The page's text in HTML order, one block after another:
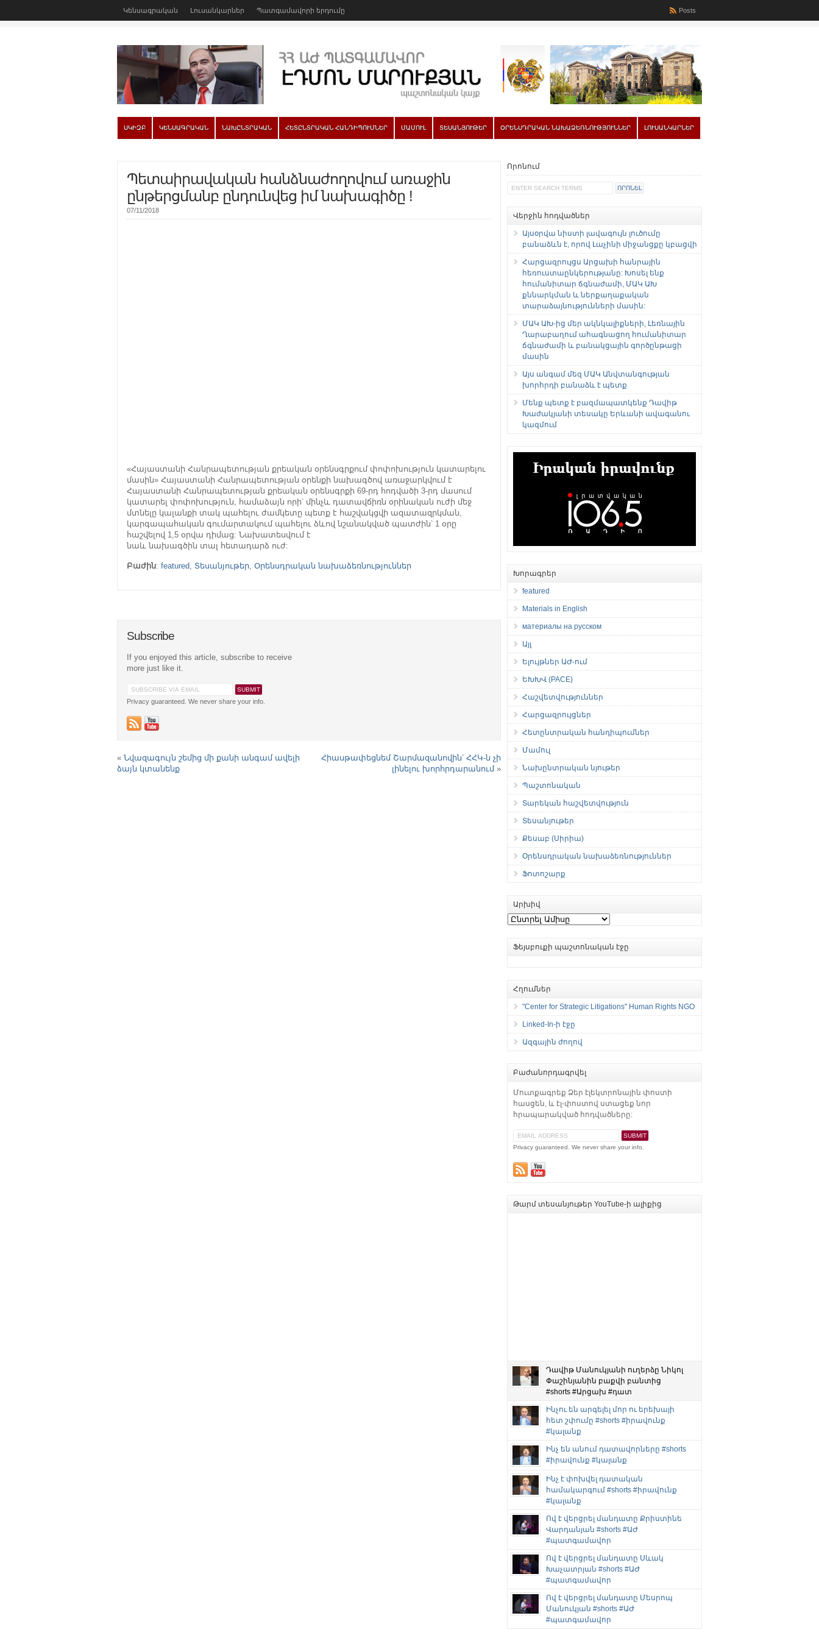
Կենսագրական Լուսանկարներ Պատգամավորի երդումը Posts
ՍԿԻԶԲ ԿԵՆՍԱԳՐԱԿԱՆ ՆԱԽԸՆՏՐԱԿԱՆ ՀԵՏԸՆՏՐԱԿԱՆ ՀԱՆԴԻՊՈՒՄՆԵՐ ՄԱՄՈՒԼ ՏԵՍԱՆՅՈՒԹԵՐ ՕՐԵՆՍԴՐԱԿԱՆ ՆԱԽԱՁԵՌՆՈՒԹՅՈՒՆՆԵՐ ԼՈՒՍԱՆԿԱՐՆԵՐ
Պետաիրավական հանձնաժողովում առաջին
ընթերցմանբ ընդունվեց իմ նախագիծը !
07/11/2018
«Հայաստանի Հանրապետության քրեական օրենսգրքում փոփոխություն կատարելու
մասին» Հայաստանի Հանրապետության օրենքի նախագծով առաջարկվում է
Հայաստանի Հանրապետության քրեական օրենսգրքի 69-րդ հոդվածի 3-րդ մասում
կատարել փոփոխություն, համաձայն որի՝ մինչև դատավճիռն օրինական ուժի մեջ
մտնելը կալանքի տակ պահելու ժամկետը պետք է հաշվակցվի ազատազրկման,
կարգապահական գումարտակում պահելու ձևով նշանակված պատժին՝ 1 օրը
հաշվելով 1,5 օրվա դիմաց: Նախատեսվում է
նաև նախագծին տալ հետադարձ ուժ:
Բաժին: featured, Տեսանյութեր, Օրենսդրական նախաձեռնություններ
Subscribe
If you enjoyed this article, subscribe to receive
more just like it.
Privacy guaranteed. We never share your info.
« Նվազագույն շեմից մի քանի անգամ ավելի
ձայն կտանենք
Հիասթափեցնեմ Շարմազանովին՝ ՀՀԿ-ն չի
լինելու խորհրդարանում»
Որոնում
Վերջին հոդվածներ
Այսօրվա նիստի լավագույն լուծումը
բանաձևն է, որով Լաչինի միջանցքը կբացվի
Հարցազրույցս Արցախի հանրային
հեռուստաընկերությանը: Խոսել ենք
հումանիտար ճգնաժամի, ՄԱԿ ԱԽ
քննարկման և ներքաղաքական
տարաձայնությունների մասին:
ՄԱԿ ԱԽ-ից մեր ակնկալիքների, Լեռնային
Ղարաբաղում ահագնացող հումանիտար
ճգնաժամի և բանակցային գործընթացի
մասին
Այս անգամ մեզ ՄԱԿ Անվտանգության
խորհրդի բանաձև է պետք
Մենք պետք է բազմապատկենք Դավիթ
Խաժակյանի տեսակը Երևանի ավագանու
կազմում
Խորագրեր
featured
Materials in English
материалы на русском
Այլ
Ելույթներ ԱԺ-ում
ԵԽԽՎ (PACE)
Հաշվետվություններ
Հարցազրույցներ
Հետընտրական հանդիպումներ
Մամուլ
Նախընտրական նյութեր
Պաշտոնական
Տարեկան հաշվետվություն
Տեսանյութեր
Քեսաբ (Սիրիա)
Օրենսդրական նախաձեռնություններ
Ֆոտոշարք
Արխիվ
Արխիվ
Ֆեյսբուքի պաշտոնական էջը
Հղումներ
"Center for Strategic Litigations" Human Rights NGO
Linked-In-ի էջը
Ազգային ժողով
Բաժանորդագրվել
Մուտքագրեք Ձեր էլեկտրոնային փոստի
հասցեն, և էլ-փոստով ստացեք նոր
հրապարակված հոդվածները:
Privacy guaranteed. We never share your info.
Թարմ տեսանյութեր YouTube-ի ալիքից
Դավիթ Մանուկյանի ուղերձը Նիկոլ
Փաշինյանին բաքվի բանտից
#shorts #Արցախ #դատ
Ինչու են արգելել մոր ու երեխայի
հետ շփումը #shorts #իրավունք
#կալանք
Ինչ են անում դատավորները #shorts
#իրավունք #կալանք
Ինչ է փոխվել դատական
համակարգում #shorts #իրավունք
#կալանք
Ով է վերցրել մանդատը Քրիստինե
Վարդանյան #shorts #ԱԺ
#պատգամավոր
Ով է վերցրել մանդատը Սևակ
Խաչատրյան #shorts #ԱԺ
#պատգամավոր
Ով է վերցրել մանդատը Մեսրոպ
Մանուկյան #shorts #ԱԺ
#պատգամավոր